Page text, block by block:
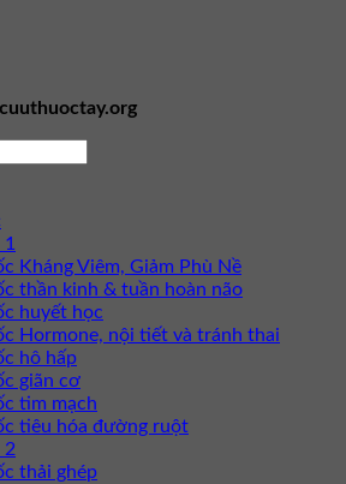
Kháng Viêm, Giảm Phù Nề
thần kinh & tuần hoàn não
huyết học
Hormone, nội tiết và tránh thai
hô hấp
giãn cơ
tim mạch
tiêu hóa đường ruột
2
thải ghép